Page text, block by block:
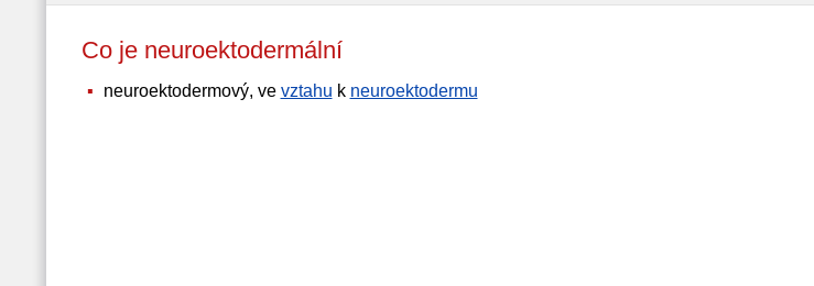
Co je neuroektodermální
neuroektodermový, ve vztahu k neuroektodermu